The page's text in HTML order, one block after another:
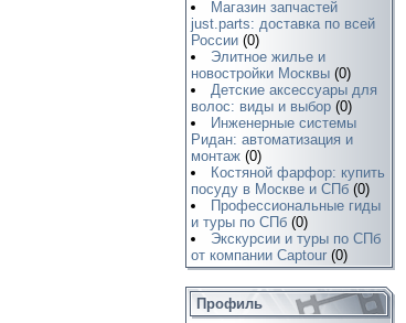
Магазин запчастей
just.parts: доставка по всей
России (0)
Элитное жилье и
новостройки Москвы (0)
Детские аксессуары для
волос: виды и выбор (0)
Инженерные системы
Ридан: автоматизация и
монтаж (0)
Костяной фарфор: купить
посуду в Москве и СПб (0)
Профессиональные гиды
и туры по СПб (0)
Экскурсии и туры по СПб
от компании Captour (0)
Профиль